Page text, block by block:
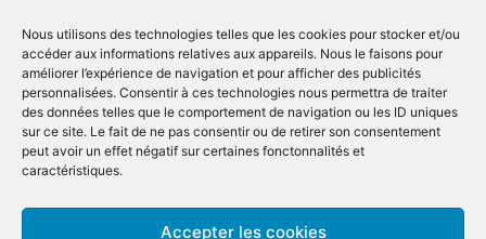
Nous utilisons des technologies telles que les cookies pour stocker et/ou
accéder aux informations relatives aux appareils. Nous le faisons pour
améliorer l’expérience de navigation et pour afficher des publicités
personnalisées. Consentir à ces technologies nous permettra de traiter
des données telles que le comportement de navigation ou les ID uniques
sur ce site. Le fait de ne pas consentir ou de retirer son consentement
peut avoir un effet négatif sur certaines fonctonnalités et
caractéristiques.
Accepter les cookies
Frange en Coton pour balayage – Avec poche – 100 cm